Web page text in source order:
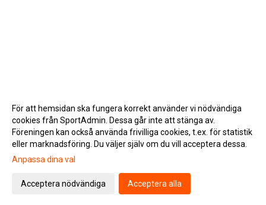
Gå till Webbversion
För att hemsidan ska fungera korrekt använder vi nödvändiga
cookies från SportAdmin. Dessa går inte att stänga av.
Föreningen kan också använda frivilliga cookies, t.ex. för statistik
eller marknadsföring. Du väljer själv om du vill acceptera dessa.
Anpassa dina val
Acceptera nödvändiga Acceptera alla